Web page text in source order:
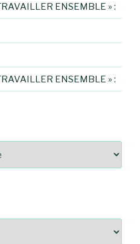
ENSEMBLE » :
ENSEMBLE » :